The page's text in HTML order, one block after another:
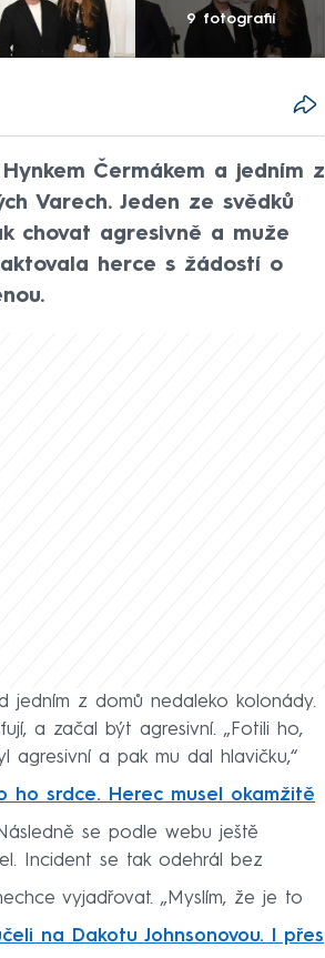
9 fotografií
Čermákem a jedním z
Varech. Jeden ze svědků
chovat agresivně a muže
herce s žádostí o
jedním z domů nedaleko kolonády.
a začal být agresivní. „Fotili ho,
agresivní a pak mu dal hlavičku,“
ho srdce. Herec musel okamžitě
se podle webu ještě
Incident se tak odehrál bez
vyjadřovat. „Myslím, že je to
na Dakotu Johnsonovou. I přes